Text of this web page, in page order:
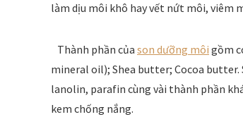
làm dịu môi khô hay vết nứt môi, viêm
Thành phần của son dưỡng môi gồm
mineral oil); Shea butter; Cocoa
lanolin, parafin cùng vài thành phần
kem chống nắng.